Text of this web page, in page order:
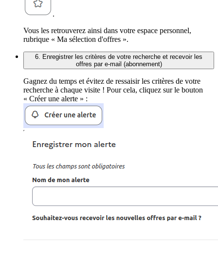
.
Vous les retrouverez ainsi dans votre espace personnel,
rubrique « Ma sélection d'offres ».
6. Enregistrer les critères de votre recherche et recevoir les
offres par e-mail (abonnement)
Gagnez du temps et évitez de ressaisir les critères de votre
recherche à chaque visite ! Pour cela, cliquez sur le bouton
« Créer une alerte » :